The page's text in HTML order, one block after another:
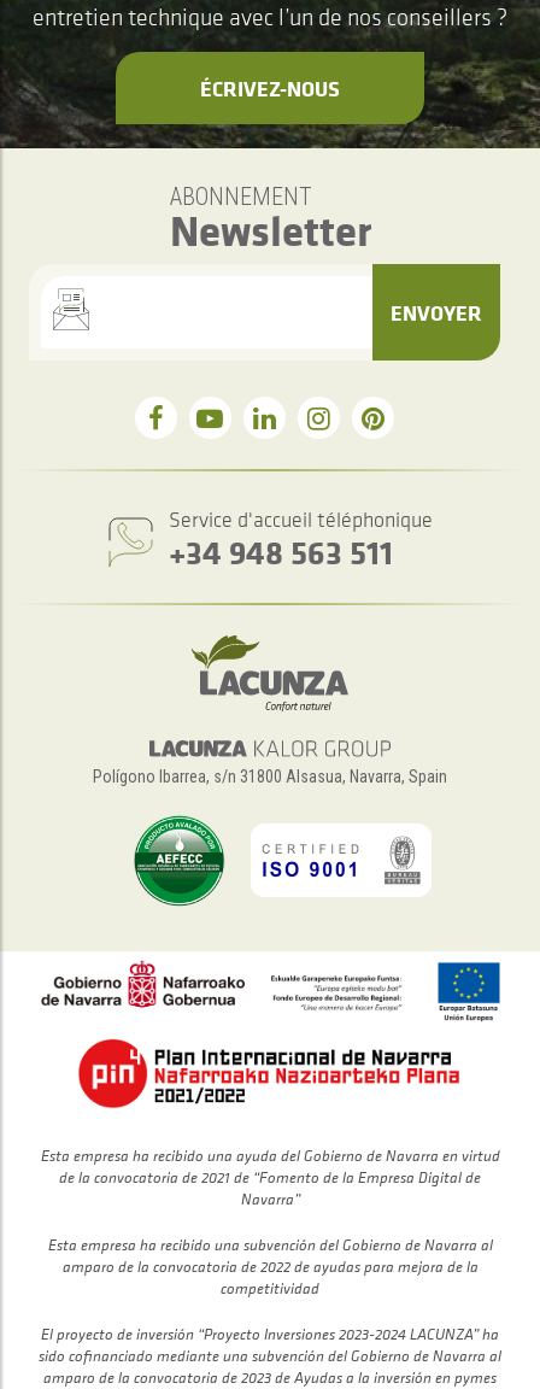
entretien technique avec l’un de nos conseillers ?
ÉCRIVEZ-NOUS
ABONNEMENT
Newsletter
ENVOYER
Service d'accueil téléphonique
+34 948 563 511
Polígono Ibarrea, s/n 31800 Alsasua, Navarra, Spain
Esta empresa ha recibido una ayuda del Gobierno de Navarra en virtud
de la convocatoria de 2021 de “Fomento de la Empresa Digital de
Navarra”
Esta empresa ha recibido una subvención del Gobierno de Navarra al
amparo de la convocatoria de 2022 de ayudas para mejora de la
competitividad
El proyecto de inversión “Proyecto Inversiones 2023-2024 LACUNZA” ha
sido cofinanciado mediante una subvención del Gobierno de Navarra al
amparo de la convocatoria de 2023 de Ayudas a la inversión en pymes